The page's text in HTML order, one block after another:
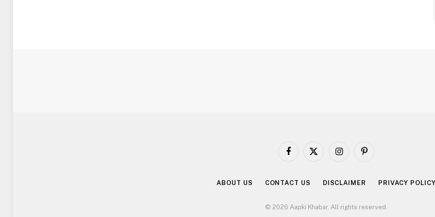
Facebook
X
InstagramPinterest
ABOUT US CONTACT US DISCLAIMER PRIVACY POLICY
© 2026 Aapki Khabar. All rights reserved.